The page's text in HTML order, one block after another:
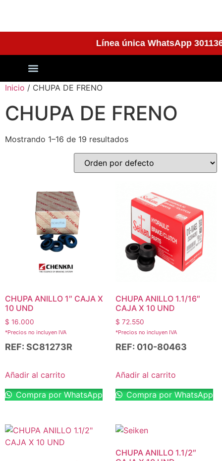
Línea única WhatsApp
Inicio / CHUPA DE FRENO
CHUPA DE FRENO
Mostrando 1–16 de 19 resultados
CHUPA ANILLO 1″ CAJA X
10 UND
$ 16.000
*Precios no incluyen IVA
REF: SC81273R
Añadir al carrito
Compra por WhatsApp
CHUPA ANILLO 1.1/16″
CAJA X 10 UND
$ 72.550
*Precios no incluyen IVA
REF: 010-80463
Añadir al carrito
Compra por WhatsApp
CHUPA ANILLO 1.1/2″